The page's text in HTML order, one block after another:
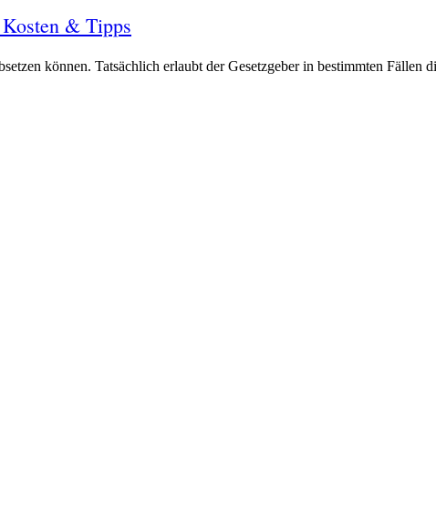
& Tipps
können. Tatsächlich erlaubt der Gesetzgeber in bestimmten